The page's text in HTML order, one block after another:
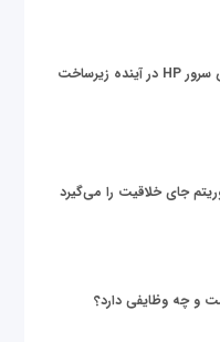
زیر پوست دنیای داده؛ نقش سرور HP در آینده زیرساخت
جای خلاقیت را می‌گیرد
و چه وظایفی دارد؟